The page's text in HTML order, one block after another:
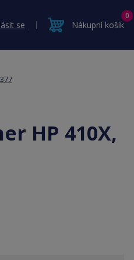
se Nákupní košík
0
HP 410X,